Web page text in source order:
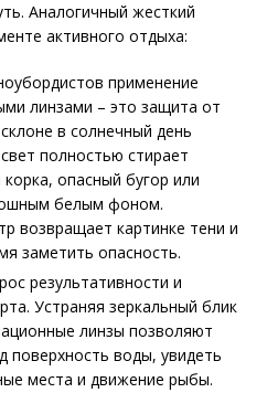
Аналогичный жесткий
активного отдыха:
применение
линзами – это защита от
в солнечный день
полностью стирает
опасный бугор или
белым фоном.
возвращает картинке тени и
заметить опасность.
результативности и
Устраняя зеркальный блик
линзы позволяют
поверхность воды, увидеть
места и движение рыбы.